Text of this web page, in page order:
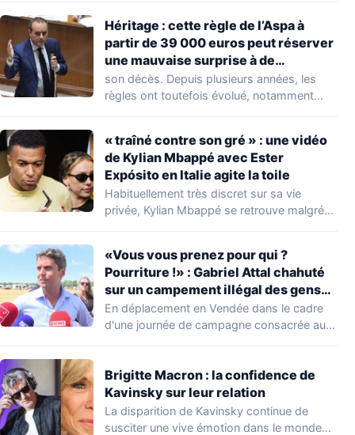
Héritage : cette règle de l’Aspa à
partir de 39 000 euros peut réserver
une mauvaise surprise à de
nombreuses familles
son décès. Depuis plusieurs années, les
règles ont toutefois évolué, notamment
« traîné contre son gré » : une vidéo
de Kylian Mbappé avec Ester
Expósito en Italie agite la toile
Habituellement très discret sur sa vie
privée, Kylian Mbappé se retrouve malgré
«Vous vous prenez pour qui ?
Pourriture !» : Gabriel Attal chahuté
sur un campement illégal des gens
du voyage
En déplacement en Vendée dans le cadre
d'une journée de campagne consacrée aux
Brigitte Macron : la confidence de
Kavinsky sur leur relation
La disparition de Kavinsky continue de
susciter une vive émotion dans le monde